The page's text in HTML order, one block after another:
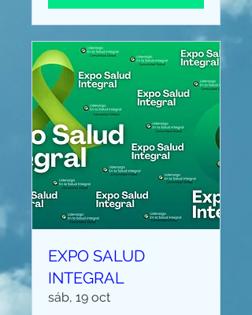
EXPO SALUD
INTEGRAL
sáb, 19 oct